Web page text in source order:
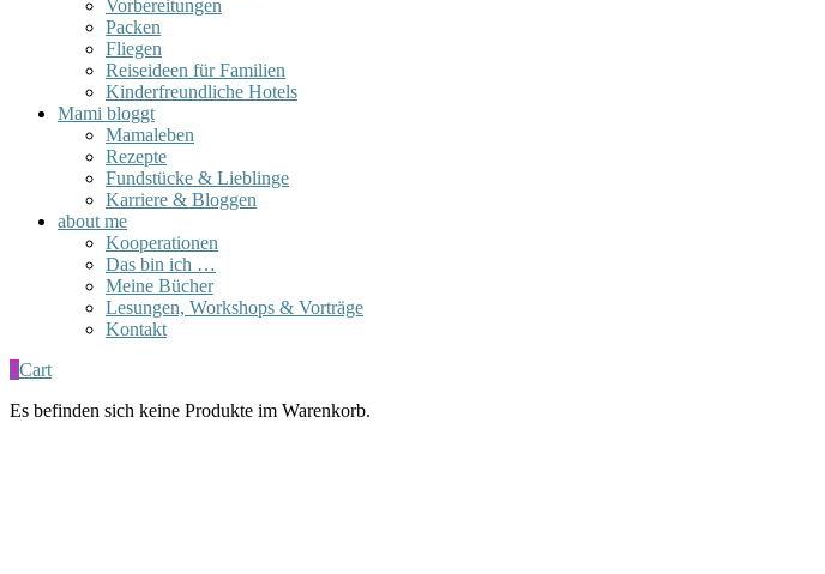
Vorbereitungen
Packen
Fliegen
Reiseideen für Familien
Kinderfreundliche Hotels
Mami bloggt
Mamaleben
Rezepte
Fundstücke & Lieblinge
Karriere & Bloggen
about me
Kooperationen
Das bin ich …
Meine Bücher
Lesungen, Workshops & Vorträge
Kontakt
0Cart
Es befinden sich keine Produkte im Warenkorb.